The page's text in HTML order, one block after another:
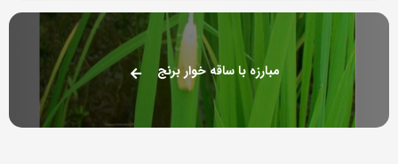
مبارزه با ساقه خوار برنج